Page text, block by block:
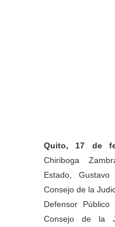
Quito, 17 de
Chiriboga
Estado,
Consejo de la
Defensor
Consejo de la